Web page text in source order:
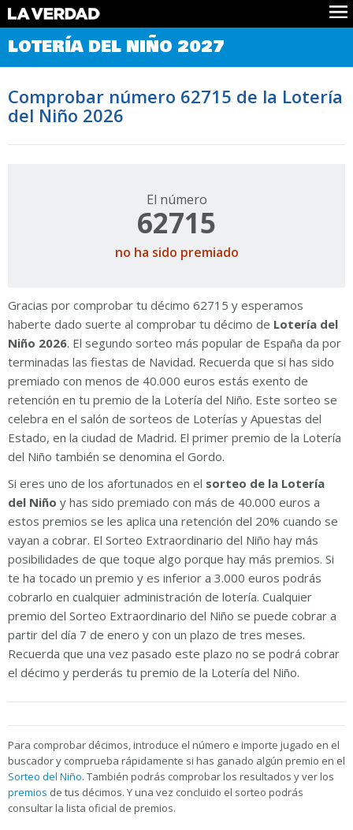
Comprobar Loteria del Niño
Premios
Noticias
Datos
Historia
LOTERÍA DEL NIÑO 2027
Comprobar número 62715 de la Lotería
del Niño 2026
El número
62715
no ha sido premiado
Gracias por comprobar tu décimo 62715 y esperamos
haberte dado suerte al comprobar tu décimo de Lotería del
Niño 2026. El segundo sorteo más popular de España da por
terminadas las fiestas de Navidad. Recuerda que si has sido
premiado con menos de 40.000 euros estás exento de
retención en tu premio de la Lotería del Niño. Este sorteo se
celebra en el salón de sorteos de Loterías y Apuestas del
Estado, en la ciudad de Madrid. El primer premio de la Lotería
del Niño también se denomina el Gordo.
Si eres uno de los afortunados en el sorteo de la Lotería
del Niño y has sido premiado con más de 40.000 euros a
estos premios se les aplica una retención del 20% cuando se
vayan a cobrar. El Sorteo Extraordinario del Niño hay más
posibilidades de que toque algo porque hay más premios. Si
te ha tocado un premio y es inferior a 3.000 euros podrás
cobrarlo en cualquier administración de lotería. Cualquier
premio del Sorteo Extraordinario del Niño se puede cobrar a
partir del día 7 de enero y con un plazo de tres meses.
Recuerda que una vez pasado este plazo no se podrá cobrar
el décimo y perderás tu premio de la Lotería del Niño.
Para comprobar décimos, introduce el número e importe jugado en el
buscador y comprueba rápidamente si has ganado algún premio en el
Sorteo del Niño. También podrás comprobar los resultados y ver los
premios de tus décimos. Y una vez concluido el sorteo podrás
consultar la lista oficial de premios.